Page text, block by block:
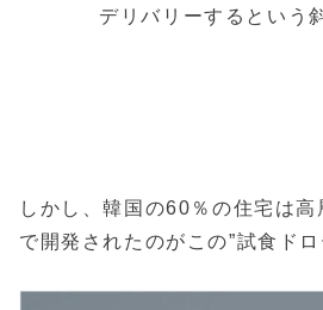
デリバリーするという
しかし、韓国の60％の住宅は高
で開発されたのがこの”試食ドロ